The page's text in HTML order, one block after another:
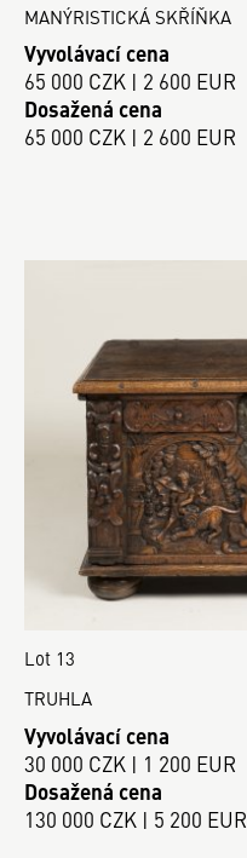
MANÝRISTICKÁ SKŘÍŇKA
Vyvolávací cena
65 000 CZK | 2 600 EUR
Dosažená cena
65 000 CZK | 2 600 EUR
Lot 13
TRUHLA
Vyvolávací cena
30 000 CZK | 1 200 EUR
Dosažená cena
130 000 CZK | 5 200 EUR